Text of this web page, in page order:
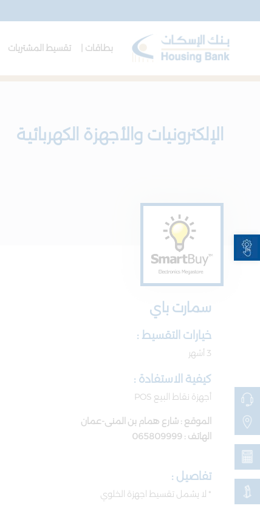
Open toolbar
بطاقات | تقسيط المشتريات
الإلكترونيات والأجهزة الكهربائية
سمارت باي
خيارات التقسيط :
3 أشهر
كيفية الاستفادة :
أجهزة نقاط البيع POS
الموقع : شارع همام بن المنى-عمان
الهاتف : 065809999
تفاصيل :
* لا يشمل تقسيط اجهزة الخلوي